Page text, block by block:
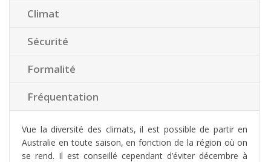
Climat
Sécurité
Formalité
Fréquentation
Vue la diversité des climats, il est possible de partir en
Australie en toute saison, en fonction de la région où on
se rend. Il est conseillé cependant d’éviter décembre à